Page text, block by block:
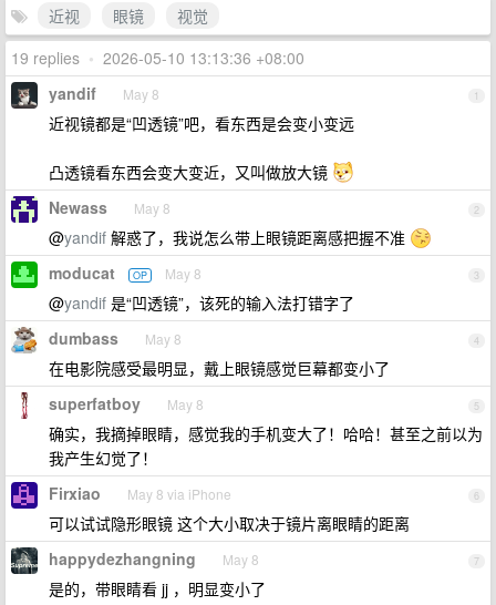
近视
眼镜
视觉
19 replies • 2026-05-10 13:13:36 +08:00
1
yandif May 8
近视镜都是“凹透镜”吧，看东西是会变小变远
凸透镜看东西会变大变近，又叫做放大镜
2
Newass May 8
@yandif 解惑了，我说怎么带上眼镜距离感把握不准
3
moducat OP May 8
@yandif 是“凹透镜”，该死的输入法打错字了
4
dumbass May 8
在电影院感受最明显，戴上眼镜感觉巨幕都变小了
5
superfatboy May 8
确实，我摘掉眼睛，感觉我的手机变大了！哈哈！甚至之前以为
我产生幻觉了！
6
Firxiao May 8 via iPhone
可以试试隐形眼镜 这个大小取决于镜片离眼睛的距离
7
happydezhangning May 8
是的，带眼睛看 jj ，明显变小了